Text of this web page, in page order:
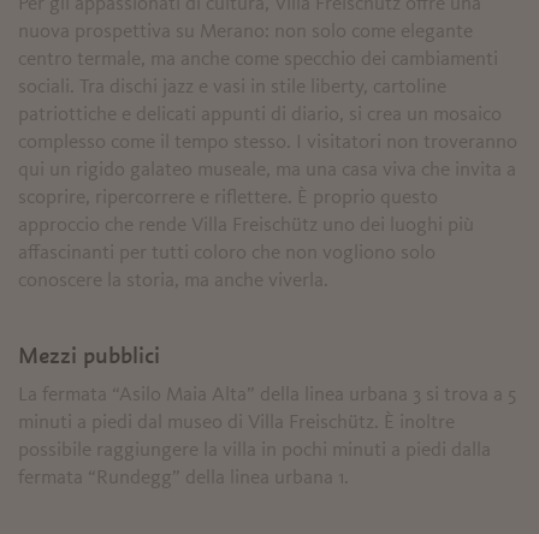
Per gli appassionati di cultura, Villa Freischütz offre una
nuova prospettiva su Merano: non solo come elegante
centro termale, ma anche come specchio dei cambiamenti
sociali. Tra dischi jazz e vasi in stile liberty, cartoline
patriottiche e delicati appunti di diario, si crea un mosaico
complesso come il tempo stesso. I visitatori non troveranno
qui un rigido galateo museale, ma una casa viva che invita a
scoprire, ripercorrere e riflettere. È proprio questo
approccio che rende Villa Freischütz uno dei luoghi più
affascinanti per tutti coloro che non vogliono solo
conoscere la storia, ma anche viverla.
Mezzi pubblici
La fermata “Asilo Maia Alta” della linea urbana 3 si trova a 5
minuti a piedi dal museo di Villa Freischütz. È inoltre
possibile raggiungere la villa in pochi minuti a piedi dalla
fermata “Rundegg” della linea urbana 1.